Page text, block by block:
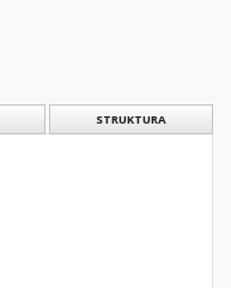
STRUKTURA